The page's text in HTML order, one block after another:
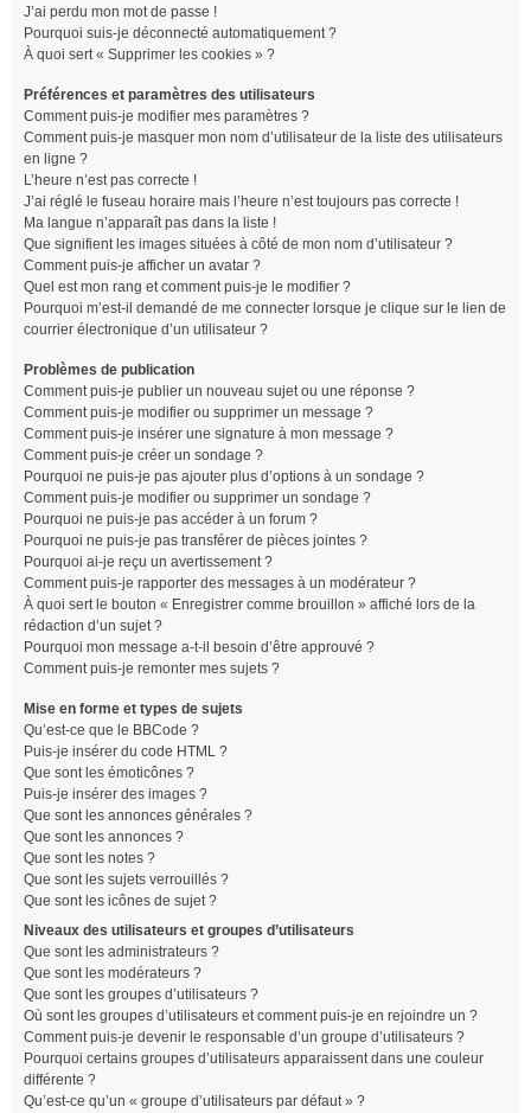
J’ai perdu mon mot de passe !
Pourquoi suis-je déconnecté automatiquement ?
À quoi sert « Supprimer les cookies » ?
Préférences et paramètres des utilisateurs
Comment puis-je modifier mes paramètres ?
Comment puis-je masquer mon nom d’utilisateur de la liste des utilisateurs
en ligne ?
L’heure n’est pas correcte !
J’ai réglé le fuseau horaire mais l’heure n’est toujours pas correcte !
Ma langue n’apparaît pas dans la liste !
Que signifient les images situées à côté de mon nom d’utilisateur ?
Comment puis-je afficher un avatar ?
Quel est mon rang et comment puis-je le modifier ?
Pourquoi m’est-il demandé de me connecter lorsque je clique sur le lien de
courrier électronique d’un utilisateur ?
Problèmes de publication
Comment puis-je publier un nouveau sujet ou une réponse ?
Comment puis-je modifier ou supprimer un message ?
Comment puis-je insérer une signature à mon message ?
Comment puis-je créer un sondage ?
Pourquoi ne puis-je pas ajouter plus d’options à un sondage ?
Comment puis-je modifier ou supprimer un sondage ?
Pourquoi ne puis-je pas accéder à un forum ?
Pourquoi ne puis-je pas transférer de pièces jointes ?
Pourquoi ai-je reçu un avertissement ?
Comment puis-je rapporter des messages à un modérateur ?
À quoi sert le bouton « Enregistrer comme brouillon » affiché lors de la
rédaction d’un sujet ?
Pourquoi mon message a-t-il besoin d’être approuvé ?
Comment puis-je remonter mes sujets ?
Mise en forme et types de sujets
Qu’est-ce que le BBCode ?
Puis-je insérer du code HTML ?
Que sont les émoticônes ?
Puis-je insérer des images ?
Que sont les annonces générales ?
Que sont les annonces ?
Que sont les notes ?
Que sont les sujets verrouillés ?
Que sont les icônes de sujet ?
Niveaux des utilisateurs et groupes d’utilisateurs
Que sont les administrateurs ?
Que sont les modérateurs ?
Que sont les groupes d’utilisateurs ?
Où sont les groupes d’utilisateurs et comment puis-je en rejoindre un ?
Comment puis-je devenir le responsable d’un groupe d’utilisateurs ?
Pourquoi certains groupes d’utilisateurs apparaissent dans une couleur
différente ?
Qu’est-ce qu’un « groupe d’utilisateurs par défaut » ?